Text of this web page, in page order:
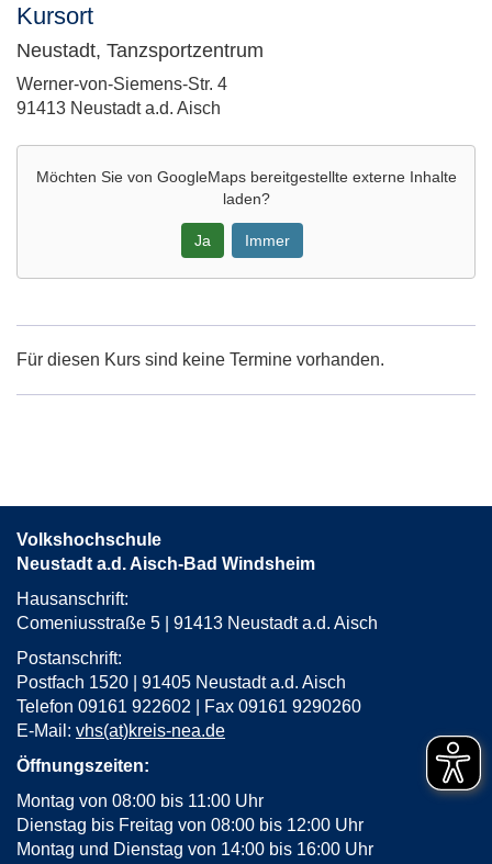
Kursort
Neustadt, Tanzsportzentrum
Adresse:
Werner-von-Siemens-Str. 4
91413 Neustadt a.d. Aisch
Möchten Sie von GoogleMapsbereitgestellte externe Inhalte
laden?
Ja Immer
Maps
Karte
Neustadt,
Für diesen Kurs sind keine Termine vorhanden.
Volkshochschule
Neustadt a.d. Aisch-Bad Windsheim
Hausanschrift:
Comeniusstraße 5 | 91413 Neustadt a.d. Aisch
Postanschrift:
Postfach 1520 | 91405 Neustadt a.d. Aisch
Telefon 09161 922602 | Fax 09161 9290260
E-Mail: vhs(at)kreis-nea.de
Öffnungszeiten:
Montag von 08:00 bis 11:00 Uhr
Dienstag bis Freitag von 08:00 bis 12:00 Uhr
Montag und Dienstag von 14:00 bis 16:00 Uhr